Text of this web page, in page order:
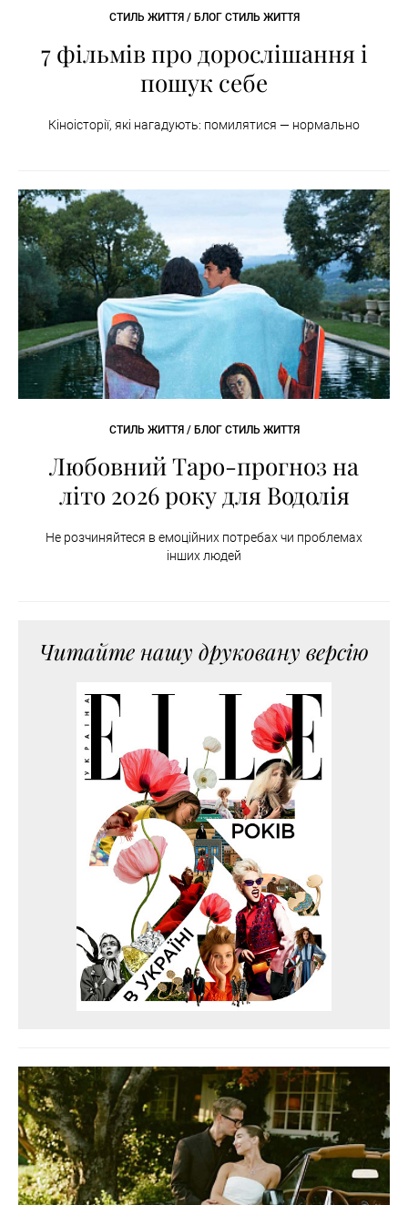
СТИЛЬ ЖИТТЯ / БЛОГ СТИЛЬ ЖИТТЯ
7 фільмів про дорослішання і
пошук себе
Кіноісторії, які нагадують: помилятися — нормально
СТИЛЬ ЖИТТЯ / БЛОГ СТИЛЬ ЖИТТЯ
Любовний Таро-прогноз на
літо 2026 року для Водолія
Не розчиняйтеся в емоційних потребах чи проблемах
інших людей
Читайте нашу друковану версію